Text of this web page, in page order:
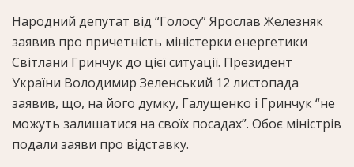
Народний депутат від “Голосу” Ярослав Железняк
заявив про причетність міністерки енергетики
Світлани Гринчук до цієї ситуації. Президент
України Володимир Зеленський 12 листопада
заявив, що, на його думку, Галущенко і Гринчук “не
можуть залишатися на своїх посадах”. Обоє міністрів
подали заяви про відставку.